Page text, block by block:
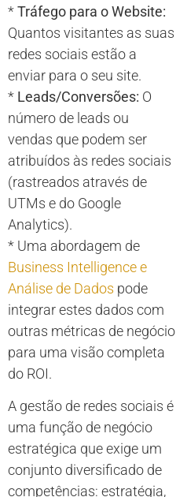
*Tráfego para o Website:
Quantos visitantes as suas
redes sociais estão a
enviar para o seu site.
* Leads/Conversões: O
número de leads ou
vendas que podem ser
atribuídos às redes sociais
(rastreados através de
UTMs e do Google
Analytics).
* Uma abordagem de
Business Intelligence e
Análise de Dados pode
integrar estes dados com
outras métricas de negócio
para uma visão completa
do ROI.
A gestão de redes sociais é
uma função de negócio
estratégica que exige um
conjunto diversificado de
competências: estratégia,